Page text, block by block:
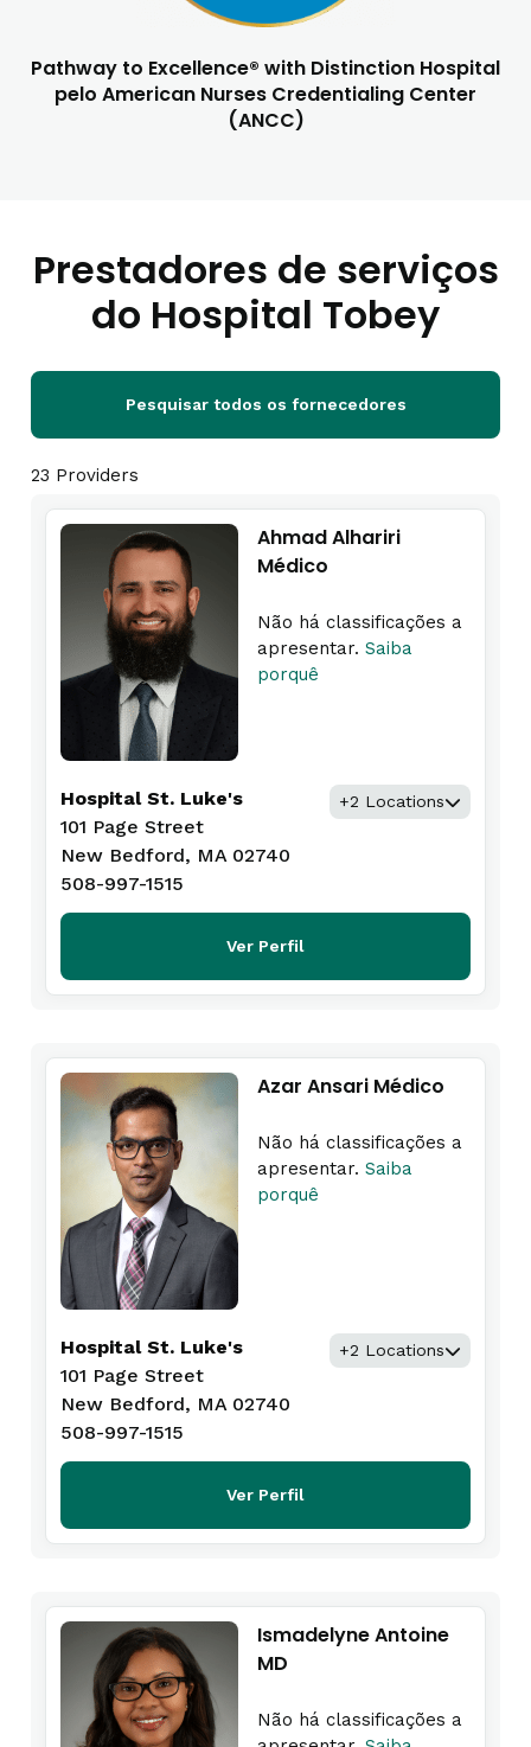
Pathway to Excellence® with Distinction Hospital
pelo American Nurses Credentialing Center
(ANCC)
Prestadores de serviços
do Hospital Tobey
Pesquisar todos os fornecedores
23 Providers
Ahmad Alhariri
Médico
Não há classificações a
apresentar. Saiba
porquê
Hospital St. Luke's
101 Page Street
New Bedford, MA 02740
508-997-1515
+2 Locations
Ver Perfil
Azar Ansari Médico
Não há classificações a
apresentar. Saiba
porquê
Hospital St. Luke's
101 Page Street
New Bedford, MA 02740
508-997-1515
+2 Locations
Ver Perfil
Ismadelyne Antoine
MD
Não há classificações a